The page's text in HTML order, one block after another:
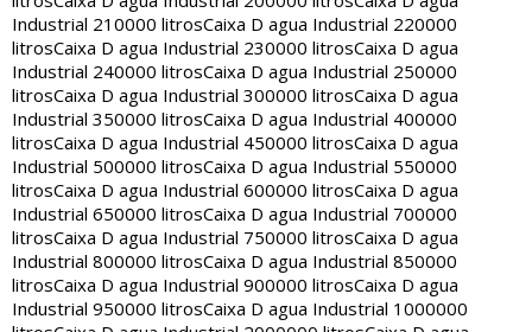
Industrial 210000 litrosCaixa D agua Industrial 220000
litrosCaixa D agua Industrial 230000 litrosCaixa D agua
Industrial 240000 litrosCaixa D agua Industrial 250000
litrosCaixa D agua Industrial 300000 litrosCaixa D agua
Industrial 350000 litrosCaixa D agua Industrial 400000
litrosCaixa D agua Industrial 450000 litrosCaixa D agua
Industrial 500000 litrosCaixa D agua Industrial 550000
litrosCaixa D agua Industrial 600000 litrosCaixa D agua
Industrial 650000 litrosCaixa D agua Industrial 700000
litrosCaixa D agua Industrial 750000 litrosCaixa D agua
Industrial 800000 litrosCaixa D agua Industrial 850000
litrosCaixa D agua Industrial 900000 litrosCaixa D agua
Industrial 950000 litrosCaixa D agua Industrial 1000000